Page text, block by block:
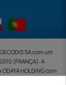
SA com um
(FRANÇA). A
​​​​​​HOLDING com